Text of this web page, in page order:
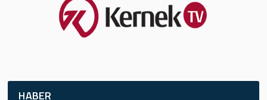
HABER